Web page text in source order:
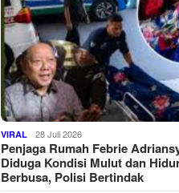
VIRAL 28 Juli 2026
Penjaga Rumah Febrie
Diduga Kondisi Mulut dan
Berbusa, Polisi Bertindak